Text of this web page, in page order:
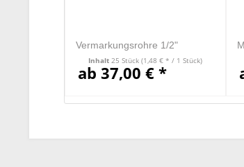
Vermarkungsrohre 1/2"
Inhalt 25 Stück (1,48 € * / 1 Stück)
ab 37,00 € *